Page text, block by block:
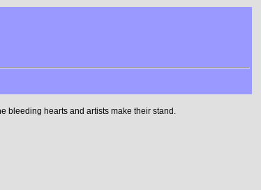
bleeding hearts and artists make their stand.